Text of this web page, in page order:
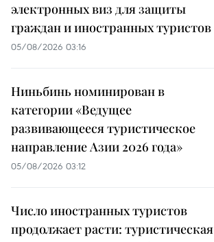
электронных виз для защиты
граждан и иностранных туристов
05/08/2026 03:16
Ниньбинь номинирован в
категории «Ведущее
развивающееся туристическое
направление Азии 2026 года»
05/08/2026 03:12
Число иностранных туристов
продолжает расти: туристическая